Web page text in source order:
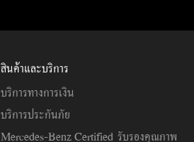
สินค้าและบริการ
บริการทางการเงิน
บริการประกันภัย
Mercedes-Benz Certified รับรองคุณภาพ